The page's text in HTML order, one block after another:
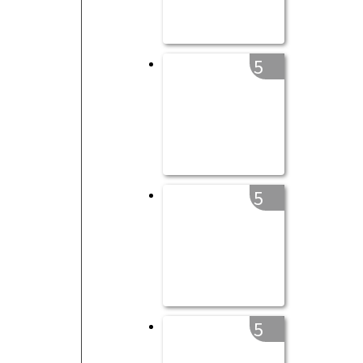
5
5
5